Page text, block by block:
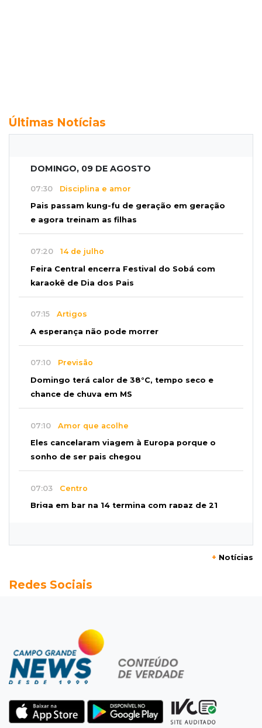
Últimas Notícias
DOMINGO, 09 DE AGOSTO
07:30 Disciplina e amor
Pais passam kung-fu de geração em geração
e agora treinam as filhas
07:20 14 de julho
Feira Central encerra Festival do Sobá com
karaokê de Dia dos Pais
07:15 Artigos
A esperança não pode morrer
07:10 Previsão
Domingo terá calor de 38°C, tempo seco e
chance de chuva em MS
07:10 Amor que acolhe
Eles cancelaram viagem à Europa porque o
sonho de ser pais chegou
07:03 Centro
Briga em bar na 14 termina com rapaz de 21
promessas, mas deixam a conta para depois
Domingo é dia de Festival do Sobá e feiras em
homenagem aos pais
SÁBADO, 08 DE AGOSTO
Fluminense segura Botafogo no clássico e
Coritiba bate a Chapecoense
+ Notícias
Redes Sociais